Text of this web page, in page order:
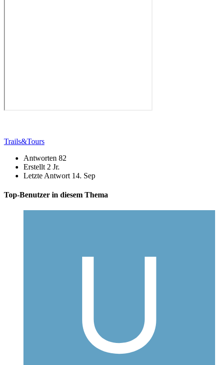
Trails&Tours
Antworten 82
Erstellt 2 Jr.
Letzte Antwort 14. Sep
Top-Benutzer in diesem Thema